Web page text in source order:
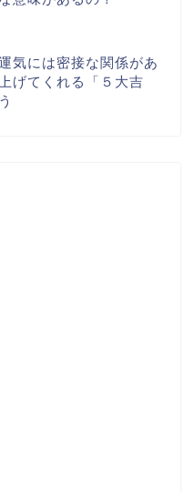
気には密接な関係があ
げてくれる「５大吉